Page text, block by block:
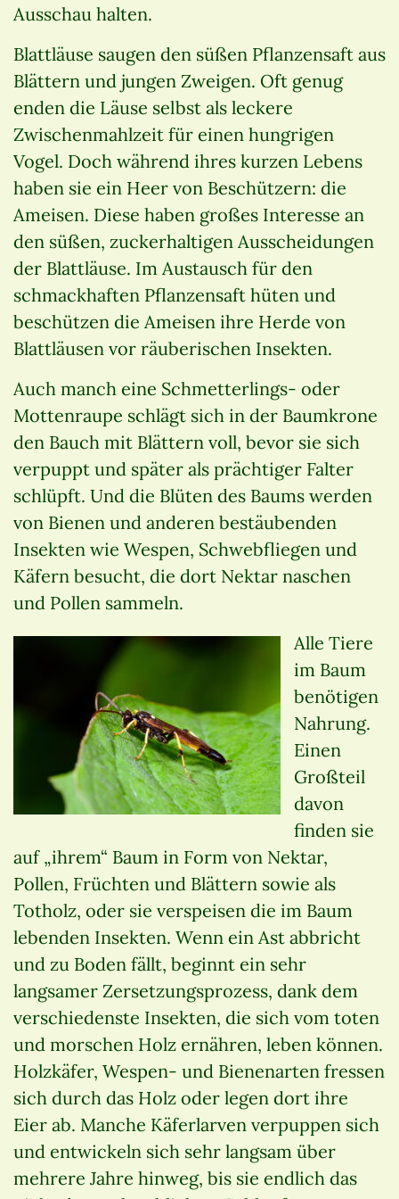
Ausschau halten.
Blattläuse saugen den süßen Pflanzensaft aus
Blättern und jungen Zweigen. Oft genug
enden die Läuse selbst als leckere
Zwischenmahlzeit für einen hungrigen
Vogel. Doch während ihres kurzen Lebens
haben sie ein Heer von Beschützern: die
Ameisen. Diese haben großes Interesse an
den süßen, zuckerhaltigen Ausscheidungen
der Blattläuse. Im Austausch für den
schmackhaften Pflanzensaft hüten und
beschützen die Ameisen ihre Herde von
Blattläusen vor räuberischen Insekten.
Auch manch eine Schmetterlings- oder
Mottenraupe schlägt sich in der Baumkrone
den Bauch mit Blättern voll, bevor sie sich
verpuppt und später als prächtiger Falter
schlüpft. Und die Blüten des Baums werden
von Bienen und anderen bestäubenden
Insekten wie Wespen, Schwebfliegen und
Käfern besucht, die dort Nektar naschen
und Pollen sammeln.
Alle Tiere
im Baum
benötigen
Nahrung.
Einen
Großteil
davon
finden sie
auf „ihrem“ Baum in Form von Nektar,
Pollen, Früchten und Blättern sowie als
Totholz, oder sie verspeisen die im Baum
lebenden Insekten. Wenn ein Ast abbricht
und zu Boden fällt, beginnt ein sehr
langsamer Zersetzungsprozess, dank dem
verschiedenste Insekten, die sich vom toten
und morschen Holz ernähren, leben können.
Holzkäfer, Wespen- und Bienenarten fressen
sich durch das Holz oder legen dort ihre
Eier ab. Manche Käferlarven verpuppen sich
und entwickeln sich sehr langsam über
mehrere Jahre hinweg, bis sie endlich das